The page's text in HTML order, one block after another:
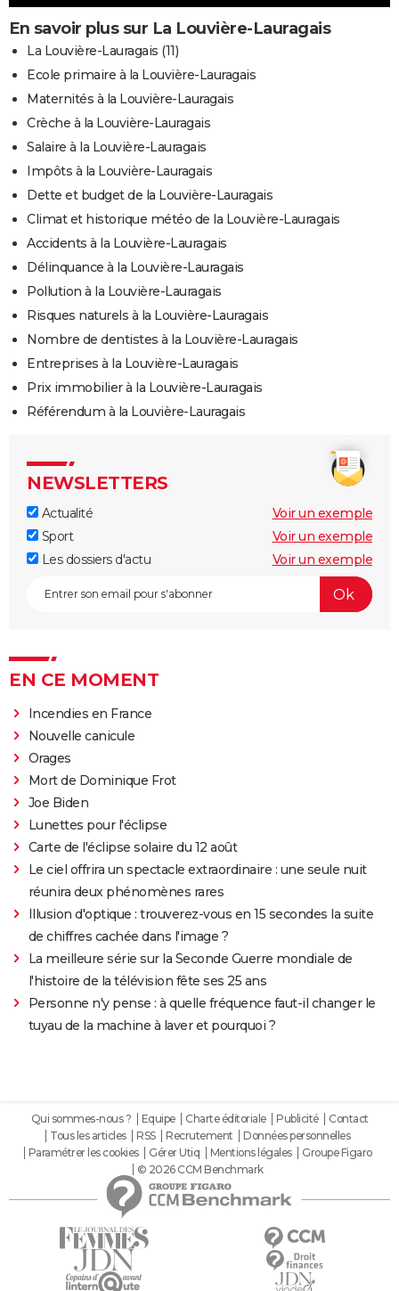
En savoir plus sur La Louvière-Lauragais
La Louvière-Lauragais (11)
Ecole primaire à la Louvière-Lauragais
Maternités à la Louvière-Lauragais
Crèche à la Louvière-Lauragais
Salaire à la Louvière-Lauragais
Impôts à la Louvière-Lauragais
Dette et budget de la Louvière-Lauragais
Climat et historique météo de la Louvière-Lauragais
Accidents à la Louvière-Lauragais
Délinquance à la Louvière-Lauragais
Pollution à la Louvière-Lauragais
Risques naturels à la Louvière-Lauragais
Nombre de dentistes à la Louvière-Lauragais
Entreprises à la Louvière-Lauragais
Prix immobilier à la Louvière-Lauragais
Référendum à la Louvière-Lauragais
NEWSLETTERS
Actualité
Voir un exemple
Sport
Voir un exemple
Les dossiers d'actu
Voir un exemple
EN CE MOMENT
Incendies en France
Nouvelle canicule
Orages
Mort de Dominique Frot
Joe Biden
Lunettes pour l'éclipse
Carte de l'éclipse solaire du 12 août
Le ciel offrira un spectacle extraordinaire : une seule nuit
réunira deux phénomènes rares
Illusion d'optique : trouverez-vous en 15 secondes la suite
de chiffres cachée dans l'image ?
La meilleure série sur la Seconde Guerre mondiale de
l'histoire de la télévision fête ses 25 ans
Personne n'y pense : à quelle fréquence faut-il changer le
tuyau de la machine à laver et pourquoi ?
Qui sommes-nous ? Equipe Charte éditoriale Publicité
Contact
Tous les articles
RSS Recrutement
Données personnelles
Paramétrer les cookies
Gérer Utiq Mentions légales
Groupe Figaro
© 2026 CCM Benchmark